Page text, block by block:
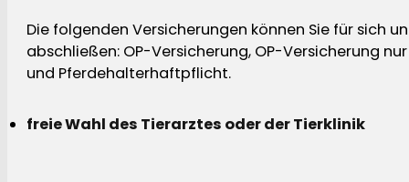
Die folgenden Versicherungen können Sie für sich
abschließen: OP-Versicherung, OP-Versicherung
und Pferdehalterhaftpflicht.
freie Wahl des Tierarztes oder der Tierklinik